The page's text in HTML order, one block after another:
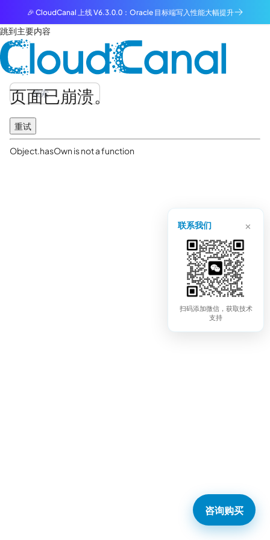
🎉 CloudCanal 上线 V6.3.0.0：Oracle 目标端写入性能大幅提升
跳到主要内容
页面已崩溃。
重试
Object.hasOwn is not a function
联系我们 ×
扫码添加微信，获取技术
支持
咨询购买